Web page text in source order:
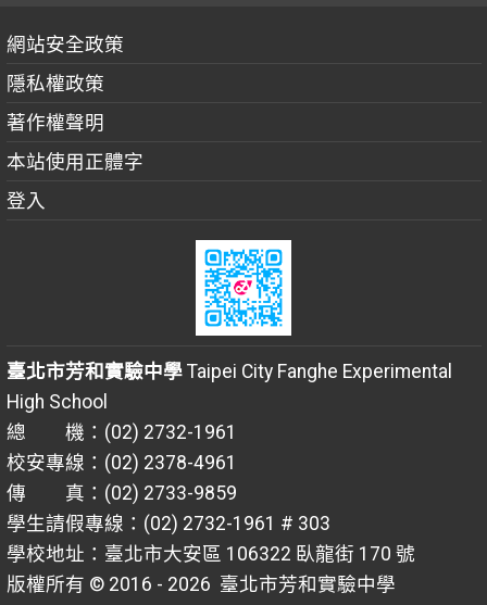
網站安全政策
隱私權政策
著作權聲明
本站使用正體字
登入
臺北市芳和實驗中學Taipei City Fanghe Experimental
High School
總 機：(02) 2732-1961
校安專線：(02) 2378-4961
傳 真：(02) 2733-9859
學生請假專線：(02) 2732-1961 # 303
學校地址：臺北市大安區 106322 臥龍街 170 號
版權所有 © 2016 - 2026 臺北市芳和實驗中學